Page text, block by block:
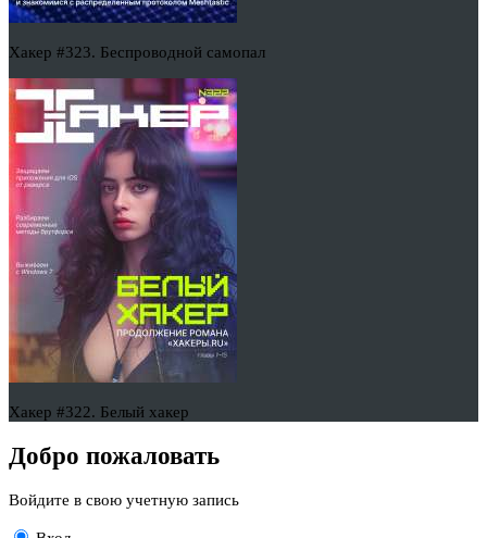
Хакер #323. Беспроводной самопал
Хакер #322. Белый хакер
Добро пожаловать
Войдите в свою учетную запись